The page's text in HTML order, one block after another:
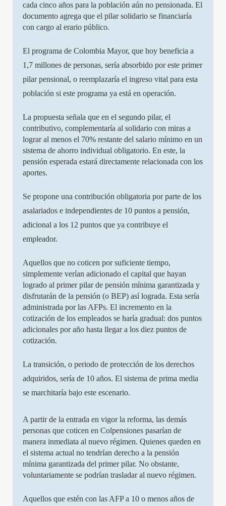
cada cinco años para la población aún no pensionada. El
documento agrega que el pilar solidario se financiaría
con cargo al erario público.
El programa de Colombia Mayor, que hoy beneficia a
1,7 millones de personas, sería absorbido por este primer
pilar pensional, o reemplazaría el ingreso vital para esta
población si este programa ya está en operación.
La propuesta señala que en el segundo pilar, el
contributivo, complementaría al solidario con miras a
lograr al menos el 70% restante del salario mínimo en un
sistema de ahorro individual obligatorio. En este, la
pensión esperada estará directamente relacionada con los
aportes.
Se propone una contribución obligatoria por parte de los
asalariados e independientes de 10 puntos a pensión,
adicional a los 12 puntos que ya contribuye el
empleador.
Aquellos que no coticen por suficiente tiempo,
simplemente verían adicionado el capital que hayan
logrado al primer pilar de pensión mínima garantizada y
disfrutarán de la pensión (o BEP) así lograda. Esta sería
administrada por las AFPs. El incremento en la
cotización de los empleados se haría gradual: dos puntos
adicionales por año hasta llegar a los diez puntos de
cotización.
La transición, o periodo de protección de los derechos
adquiridos, sería de 10 años. El sistema de prima media
se marchitaría bajo este escenario.
A partir de la entrada en vigor la reforma, las demás
personas que coticen en Colpensiones pasarían de
manera inmediata al nuevo régimen. Quienes queden en
el sistema actual no tendrían derecho a la pensión
mínima garantizada del primer pilar. No obstante,
voluntariamente se podrían trasladar al nuevo régimen.
Aquellos que estén con las AFP a 10 o menos años de